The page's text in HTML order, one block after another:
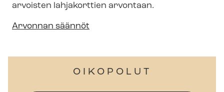
arvoisten lahjakorttien arvontaan.
Arvonnan säännöt
OIKOPOLUT